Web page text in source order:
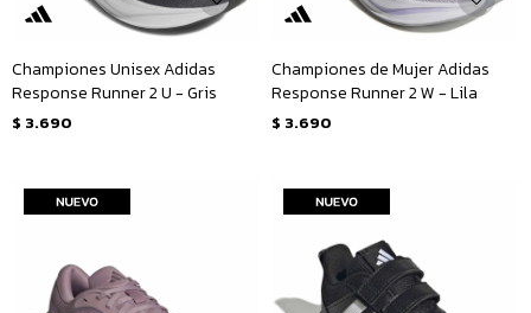
Championes Unisex Adidas
Response Runner 2 U - Gris
$ 3.690
Championes de Mujer Adidas
Response Runner 2 W - Lila
$ 3.690